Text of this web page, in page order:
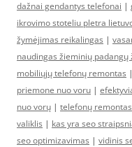
dažnai gendantys telefonai |
ikrovimo stoteliu pletra
žymėjimas reikalingas |
naudingas žieminių padangų
mobiliųjų telefonų remontas |
priemone nuo voru |
nuo vorų | telefonų remontas
valiklis | kas yra seo
seo optimizavimas | vidinis